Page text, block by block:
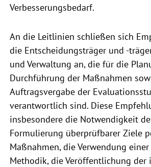
Verbesserungsbedarf.
An die Leitlinien schließen sich
die Entscheidungsträger und -
und Verwaltung an, die für die
Durchführung der Maßnahmen
Auftragsvergabe der
verantwortlich sind. Diese
insbesondere die Notwendigkeit
Formulierung überprüfbarer Ziele
Maßnahmen, die Verwendung
Methodik, die Veröffentlichung der